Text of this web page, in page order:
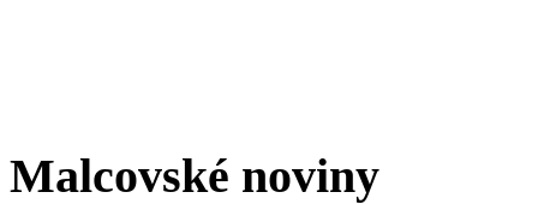
Malcovské noviny